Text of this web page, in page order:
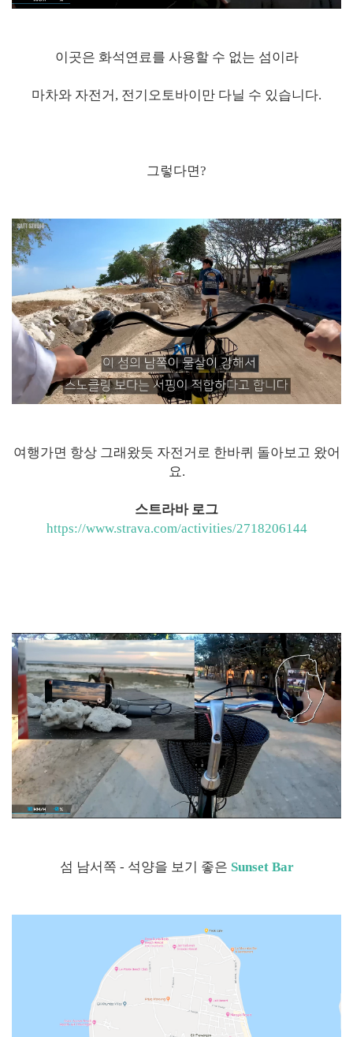
이곳은 화석연료를 사용할 수 없는 섬이라
마차와 자전거, 전기오토바이만 다닐 수 있습니다.
그렇다면?
여행가면 항상 그래왔듯 자전거로 한바퀴 돌아보고 왔어
요.
스트라바 로그
https://www.strava.com/activities/2718206144
섬 남서쪽 - 석양을 보기 좋은 Sunset Bar